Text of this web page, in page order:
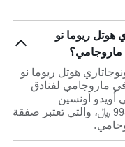
هوتل ريوما نو
هوتل ريوما نو
الوسطي في ماروجامي لفنادق
في أويدو أونسين
مونوجاتاري هوتل ريوما نو موري عادة 998 ﷼، والتي تعتبر صفقة